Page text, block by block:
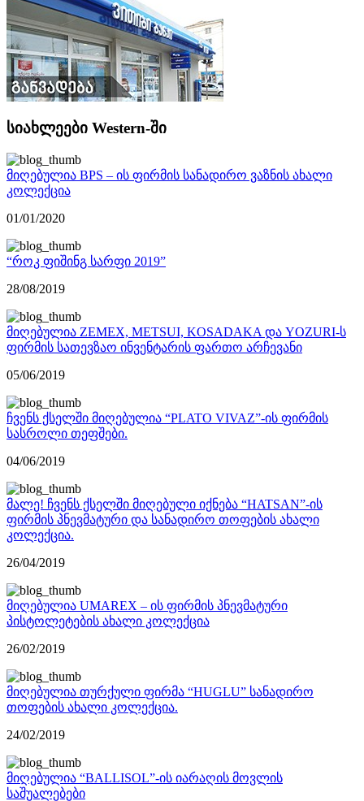
სიახლეები Western-ში
მიღებულია BPS – ის ფირმის სანადირო ვაზნის ახალი
კოლექცია
01/01/2020
“როკ ფიშინგ სარფი 2019”
28/08/2019
მიღებულია ZEMEX, METSUI, KOSADAKA და YOZURI-ს
ფირმის სათევზაო ინვენტარის ფართო არჩევანი
05/06/2019
ჩვენს ქსელში მიღებულია “PLATO VIVAZ”-ის ფირმის
სასროლი თეფშები.
04/06/2019
მალე! ჩვენს ქსელში მიღებული იქნება “HATSAN”-ის
ფირმის პნევმატური და სანადირო თოფების ახალი
კოლექცია.
26/04/2019
მიღებულია UMAREX – ის ფირმის პნევმატური
პისტოლეტების ახალი კოლექცია
26/02/2019
მიღებულია თურქული ფირმა “HUGLU” სანადირო
თოფების ახალი კოლექცია.
24/02/2019
მიღებულია “BALLISOL”-ის იარაღის მოვლის
საშუალებები